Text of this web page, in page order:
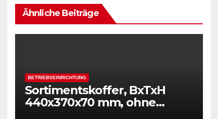
Ähnliche Beiträge
BETRIEBSEINRICHTUNG
Sortimentskoffer, BxTxH
440x370x70 mm, ohne